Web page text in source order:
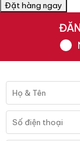
Đặt hàng ngay